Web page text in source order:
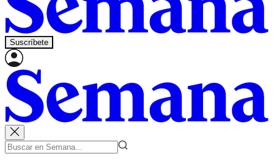
Suscríbete